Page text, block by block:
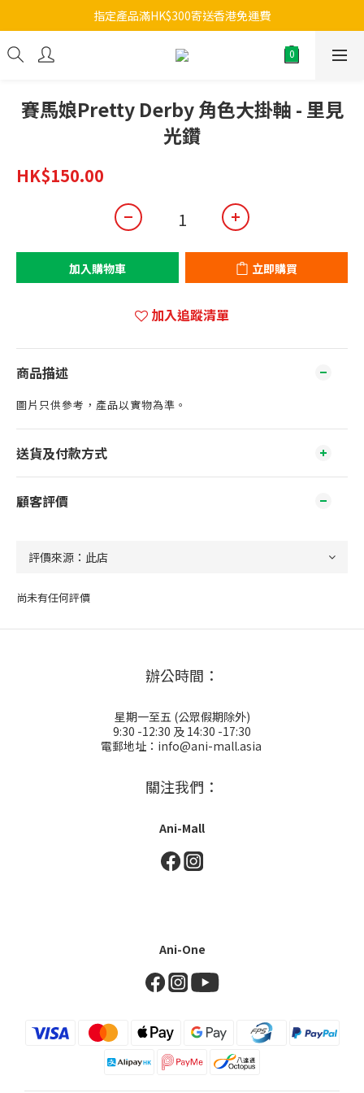
指定產品滿HK$300寄送香港免運費
賽馬娘Pretty Derby 角色大掛軸 - 里見
光鑽
HK$150.00
加入購物車 立即購買
加入追蹤清單
商品描述
圖片只供參考，產品以實物為準。
送貨及付款方式
顧客評價
尚未有任何評價
辦公時間：
星期一至五 (公眾假期除外)
9:30 -12:30 及 14:30 -17:30
電郵地址：info@ani-mall.asia
關注我們：
Ani-Mall
Ani-One